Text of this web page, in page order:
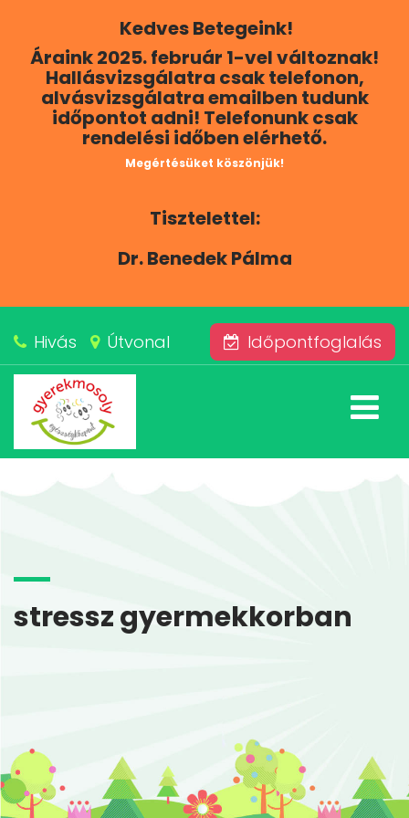
Kedves Betegeink!
Áraink 2025. február 1-vel változnak!
Hallásvizsgálatra csak telefonon,
alvásvizsgálatra emailben tudunk
időpontot adni! Telefonunk csak
rendelési időben elérhető.
Megértésüket köszönjük!
Tisztelettel:
Dr. Benedek Pálma
Hivás Útvonal Időpontfoglalás
stressz gyermekkorban
RÓLUNK
KAPCSOLAT
SZOLGÁLTATÁSAINK